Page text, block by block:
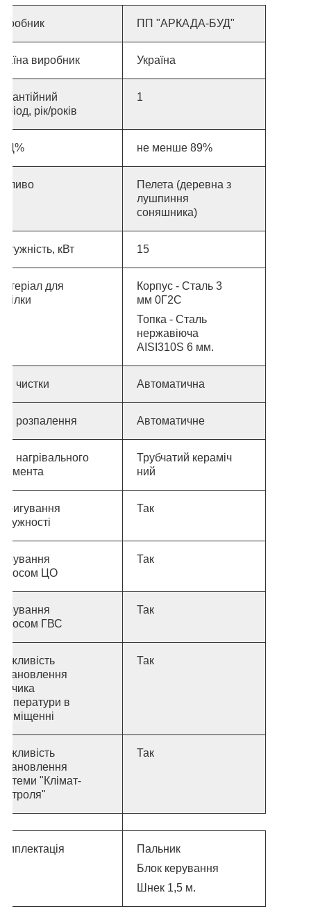
ПП "АРКАДА-БУД"
виробник Україна
рік/років
1
не менше 89%
Пелета (деревна з
лушпиння
соняшника)
кВт 15
для
Корпус - Сталь 3
мм 0Г2С
Топка - Сталь
нержавіюча
AISI 310S 6 мм.
чистки Автоматична
розпалення Автоматичне
нагрівального
Трубчатий кераміч
ний
Так
ЦО
Так
ГВС
Так
в
Так
"Клімат-
Так
Пальник
Блок керування
Шнек 1,5 м.